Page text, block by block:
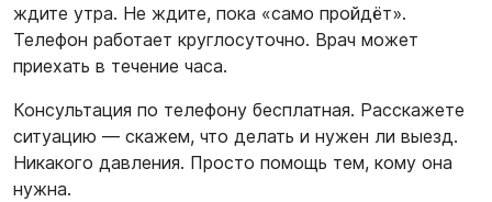
ждите утра. Не ждите, пока «само пройдёт».
Телефон работает круглосуточно. Врач может
приехать в течение часа.
Консультация по телефону бесплатная. Расскажете
ситуацию — скажем, что делать и нужен ли выезд.
Никакого давления. Просто помощь тем, кому она
нужна.